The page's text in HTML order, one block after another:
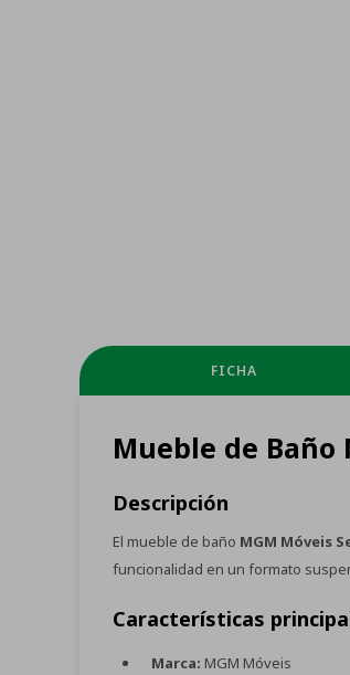
FICHA
Mueble de Baño
Descripción
El mueble de baño MGM Móveis
funcionalidad en un formato
Características
Marca: MGM Móveis